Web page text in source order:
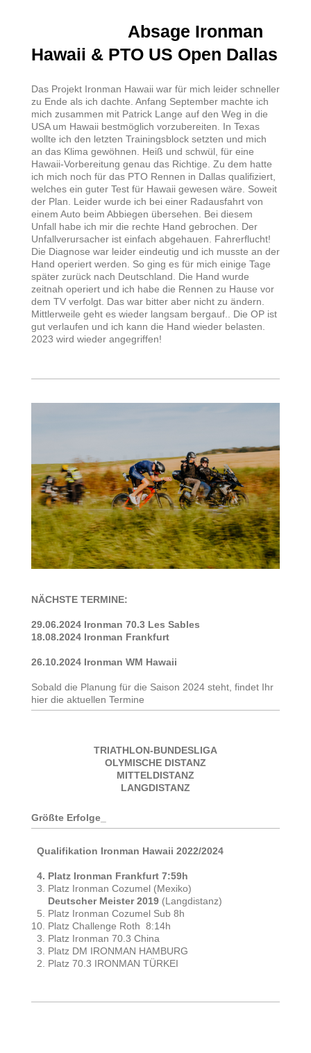
Absage Ironman
Hawaii & PTO US Open Dallas
Das Projekt Ironman Hawaii war für mich leider schneller
zu Ende als ich dachte. Anfang September machte ich
mich zusammen mit Patrick Lange auf den Weg in die
USA um Hawaii bestmöglich vorzubereiten. In Texas
wollte ich den letzten Trainingsblock setzten und mich
an das Klima gewöhnen. Heiß und schwül, für eine
Hawaii-Vorbereitung genau das Richtige. Zu dem hatte
ich mich noch für das PTO Rennen in Dallas qualifiziert,
welches ein guter Test für Hawaii gewesen wäre. Soweit
der Plan. Leider wurde ich bei einer Radausfahrt von
einem Auto beim Abbiegen übersehen. Bei diesem
Unfall habe ich mir die rechte Hand gebrochen. Der
Unfallverursacher ist einfach abgehauen. Fahrerflucht!
Die Diagnose war leider eindeutig und ich musste an der
Hand operiert werden. So ging es für mich einige Tage
später zurück nach Deutschland. Die Hand wurde
zeitnah operiert und ich habe die Rennen zu Hause vor
dem TV verfolgt. Das war bitter aber nicht zu ändern.
Mittlerweile geht es wieder langsam bergauf.. Die OP ist
gut verlaufen und ich kann die Hand wieder belasten.
2023 wird wieder angegriffen!
NÄCHSTE TERMINE:
29.06.2024 Ironman 70.3 Les Sables
18.08.2024 Ironman Frankfurt
26.10.2024 Ironman WM Hawaii
Sobald die Planung für die Saison 2024 steht, findet Ihr
hier die aktuellen Termine
TRIATHLON-BUNDESLIGA
OLYMISCHE DISTANZ
MITTELDISTANZ
LANGDISTANZ
Größte Erfolge_
Qualifikation Ironman Hawaii 2022/2024
4. Platz Ironman Frankfurt 7:59h
3. Platz Ironman Cozumel (Mexiko)
Deutscher Meister 2019 (Langdistanz)
5. Platz Ironman Cozumel Sub 8h
10. Platz Challenge Roth 8:14h
3. Platz Ironman 70.3 China
3. Platz DM IRONMAN HAMBURG
2. Platz 70.3 IRONMAN TÜRKEI